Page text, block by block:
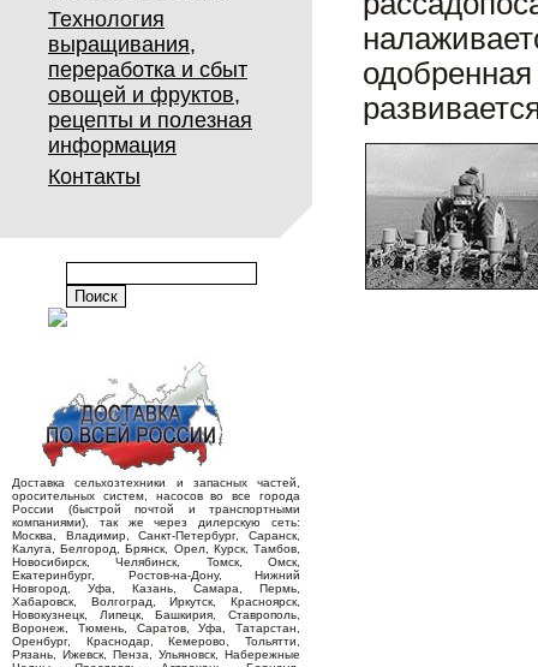
Технология
выращивания,
переработка и сбыт
овощей и фруктов,
рецепты и полезная
информация
Контакты
Доставка сельхозтехники и запасных частей,
оросительных систем, насосов во все города
России (быстрой почтой и транспортными
компаниями), так же через дилерскую сеть:
Москва, Владимир, Санкт-Петербург, Саранск,
Калуга, Белгород, Брянск, Орел, Курск, Тамбов,
Новосибирск, Челябинск, Томск, Омск,
Екатеринбург, Ростов-на-Дону, Нижний
Новгород, Уфа, Казань, Самара, Пермь,
Хабаровск, Волгоград, Иркутск, Красноярск,
Новокузнецк, Липецк, Башкирия, Ставрополь,
Воронеж, Тюмень, Саратов, Уфа, Татарстан,
Оренбург, Краснодар, Кемерово, Тольятти,
Рязань, Ижевск, Пенза, Ульяновск, Набережные